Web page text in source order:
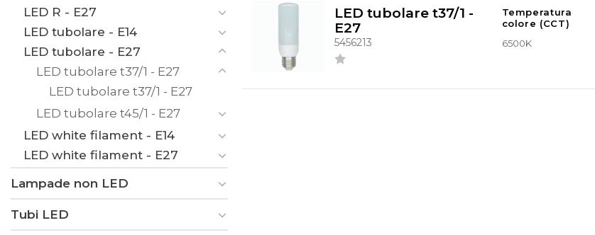
LED R - E27
LED tubolare - E14
LED tubolare - E27
LED tubolare t37/1 - E27
LED tubolare t37/1 - E27
LED tubolare t45/1 - E27
LED white filament - E14
LED white filament - E27
Lampade non LED
Tubi LED
LED tubolare t37/1 -
E27
5456213
Temperatura
colore (CCT)
6500K